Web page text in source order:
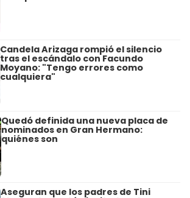
Candela Arizaga rompió el silencio
tras el escándalo con Facundo
Moyano: "Tengo errores como
cualquiera"
Quedó definida una nueva placa de
nominados en Gran Hermano:
quiénes son
Aseguran que los padres de Tini